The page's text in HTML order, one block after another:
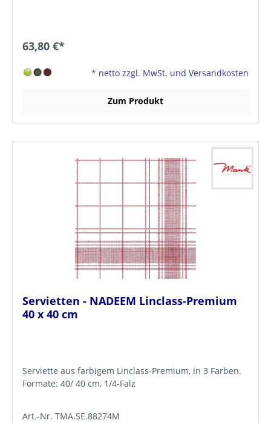
63,80 €*
* netto zzgl. MwSt. und Versandkosten
Zum Produkt
Servietten - NADEEM Linclass-Premium
40 x 40 cm
Serviette aus farbigem Linclass-Premium, in 3 Farben.
Formate: 40/ 40 cm, 1/4-Falz
Art.-Nr. TMA.SE.88274M